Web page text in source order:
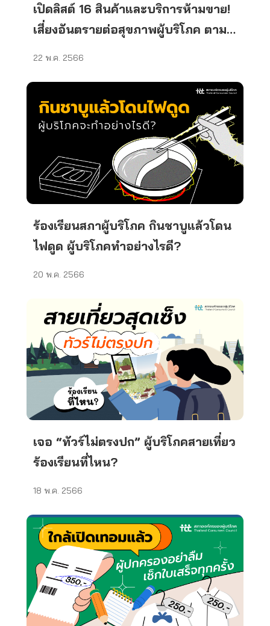
เปิดลิสต์ 16 สินค้าและบริการห้ามขาย!
เสี่ยงอันตรายต่อสุขภาพผู้บริโภค ตาม
22 พ.ค. 2566
ร้องเรียนสภาผู้บริโภค กินชาบูแล้วโดน
ไฟดูด ผู้บริโภคทำอย่างไรดี?
20 พ.ค. 2566
เจอ “ทัวร์ไม่ตรงปก” ผู้บริโภคสายเที่ยว
ร้องเรียนที่ไหน?
18 พ.ค. 2566